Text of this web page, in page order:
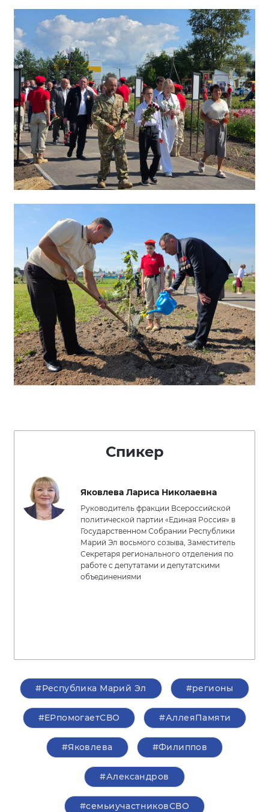
Спикер
Яковлева Лариса Николаевна
Руководитель фракции Всероссийской
политической партии «Единая Россия» в
Государственном Собрании Республики
Марий Эл восьмого созыва, Заместитель
Секретаря регионального отделения по
работе с депутатами и депутатскими
объединениями
#Республика Марий Эл #регионы
#ЕРпомогаетСВО #АллеяПамяти
#Яковлева #Филиппов
#Александров
#семьиучастниковСВО